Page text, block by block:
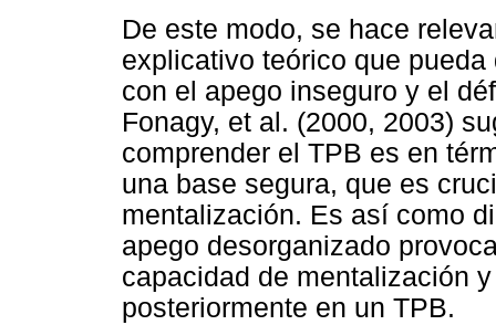
De este modo, se hace
explicativo teórico que
con el apego inseguro y el
Fonagy, et al. (2000, 2003)
comprender el TPB es en
una base segura, que es
mentalización. Es así como
apego desorganizado
capacidad de mentalización
posteriormente en un TPB.